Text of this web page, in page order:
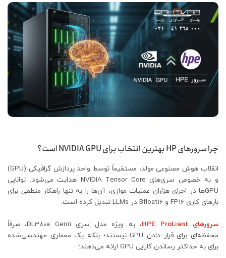
چرا سرورهای HP بهترین انتخاب برای NVIDIA GPU است؟
انقلاب هوش مصنوعی مولد، مستقیماً توسط واحد پردازش گرافیکی (GPU)
و به خصوص سری‌های NVIDIA Tensor Core هدایت می‌شود. توانایی
GPUها در اجرای هزاران عملیات موازی، آن‌ها را به تنها راهکار منطقی برای
بارهای کاری FP16 و Bfloat16 در LLMs تبدیل کرده است.
سرورهای HPE ProLiant
، به ویژه مدل‌ سری DL380a Gen11، صرفاً
محفظه‌ای برای قرار دادن GPU نیستند؛ بلکه یک معماری مهندسی‌شده
برای به حداکثر رساندن کارایی GPU ارائه می‌دهند: